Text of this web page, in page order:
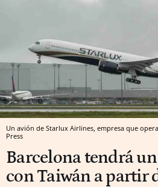
Un avión de Starlux Airlines, empresa que
Press
Barcelona tendrá
con Taiwán a partir